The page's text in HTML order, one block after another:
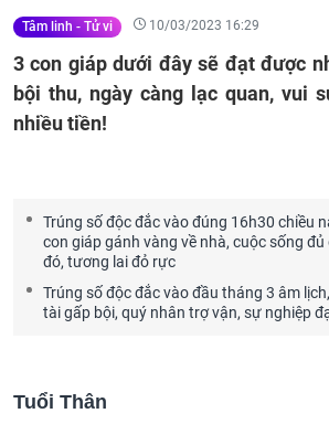
Tâm linh - Tử vi 10/03/2023 16:29
3 con giáp dưới đây sẽ đạt được
bội thu, ngày càng lạc quan, vui
nhiều tiền!
Trúng số độc đắc vào đúng 16h30 chiều
con giáp gánh vàng về nhà, cuộc sống
đó, tương lai đỏ rực
Trúng số độc đắc vào đầu tháng 3 âm
tài gấp bội, quý nhân trợ vận, sự nghiệp
Tuổi Thân